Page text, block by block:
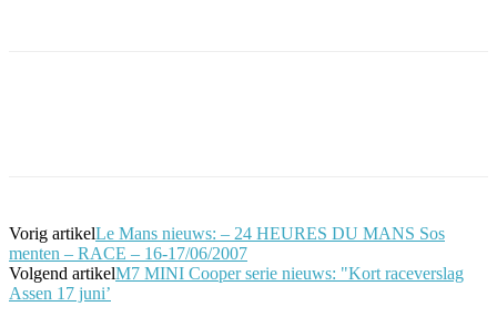
Vorig artikelLe Mans nieuws: – 24 HEURES DU MANS Sos
menten – RACE – 16-17/06/2007
Volgend artikelM7 MINI Cooper serie nieuws: "Kort raceverslag
Assen 17 juni’